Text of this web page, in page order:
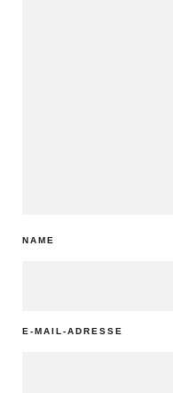
NAME
E-MAIL-ADRESSE